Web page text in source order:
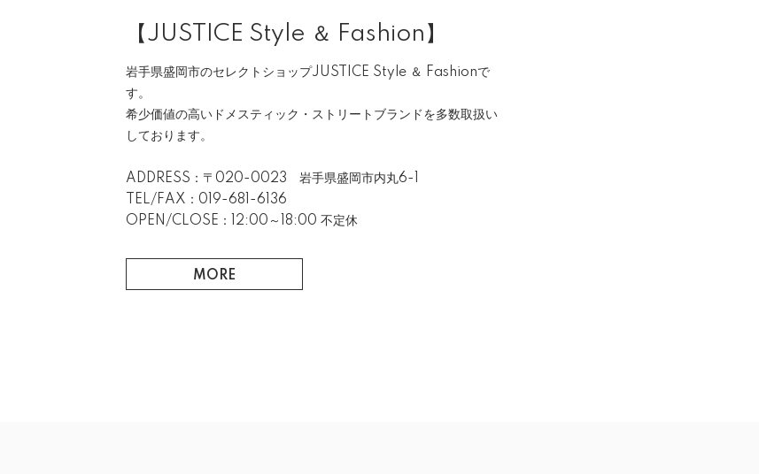
【JUSTICE Style ＆ Fashion】
岩手県盛岡市のセレクトショップJUSTICE Style ＆ Fashionで
す。
希少価値の高いドメスティック・ストリートブランドを多数取扱い
しております。
ADDRESS：〒020-0023 岩手県盛岡市内丸6-1
TEL/FAX：019-681-6136
OPEN/CLOSE：12:00～18:00 不定休
MORE